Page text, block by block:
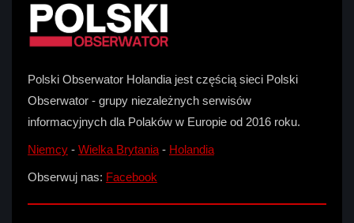
Polski Obserwator Holandia jest częścią sieci Polski
Obserwator - grupy niezależnych serwisów
informacyjnych dla Polaków w Europie od 2016 roku.
Niemcy - Wielka Brytania- Holandia
Obserwuj nas: Facebook